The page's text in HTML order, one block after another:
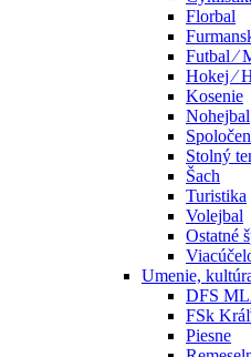
Florbal
Futbal ⁄
Hokej ⁄
Kosenie
Nohejbal
Stolný
Šach
Turistika
Volejbal
Ostatné
Umenie,
DFS
FSk
Piesne